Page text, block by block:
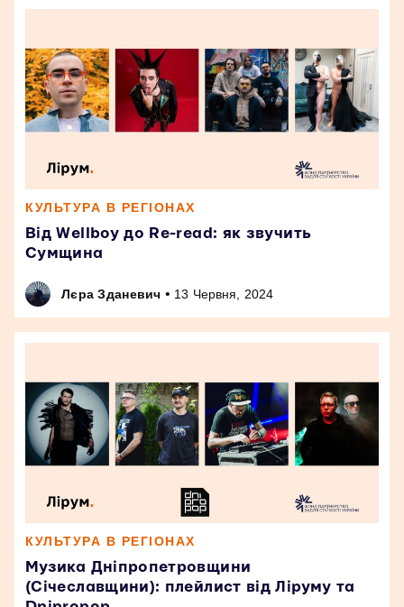
КУЛЬТУРА В РЕГІОНАХ
Від Wellboy до Re-read: як звучить
Сумщина
Лєра Зданевич • 13 Червня, 2024
КУЛЬТУРА В РЕГІОНАХ
Музика Дніпропетровщини
(Січеславщини): плейлист від Ліруму та